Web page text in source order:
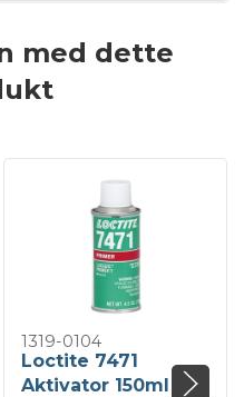
med dette
1319-0104
Loctite 7471
Aktivator 150ml